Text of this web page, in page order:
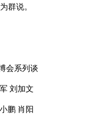
群说。
会系列谈
刘加文
鹏 肖阳